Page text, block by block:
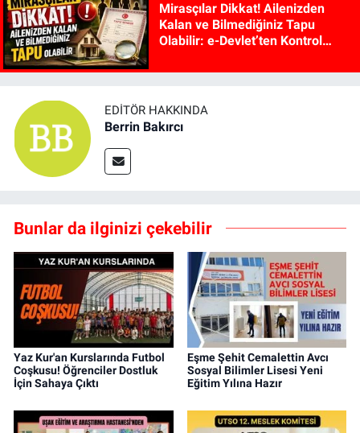
Mirasçılar Dikkat! Ailenizden
Kalan ve Bilmediğiniz Tapu
Olabilir: e-Devlet’ten Kontrol
EDITÖR HAKKINDA
Berrin Bakırcı
Bunlar da ilginizi çekebilir
Yaz Kur'an Kurslarında Futbol
Coşkusu! Öğrenciler Dostluk
İçin Sahaya Çıktı
Eşme Şehit Cemalettin Avcı
Sosyal Bilimler Lisesi Yeni
Eğitim Yılına Hazır